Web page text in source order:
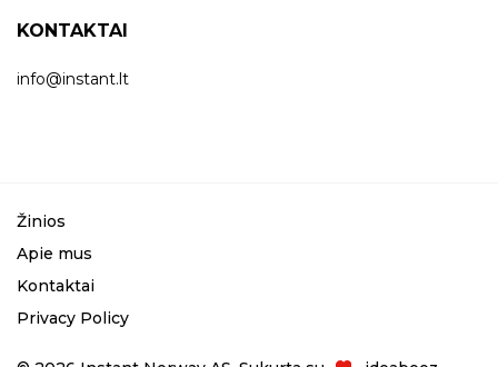
KONTAKTAI
info@instant.lt
Žinios
Apie mus
Kontaktai
Privacy Policy